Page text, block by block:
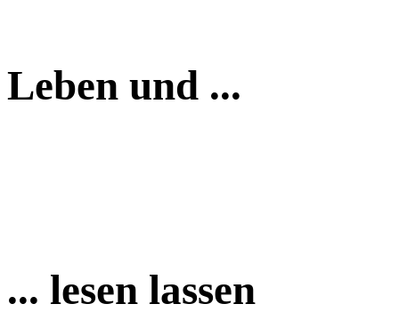
Leben und ...
... lesen lassen